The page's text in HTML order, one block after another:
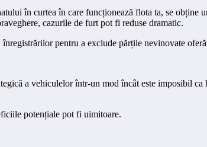
în curtea în care funcționează flota ta, se
cazurile de furt pot fi reduse dramatic.
pentru a exclude părțile nevinovate
a vehiculelor într-un mod încât este imposibil
potențiale pot fi uimitoare.